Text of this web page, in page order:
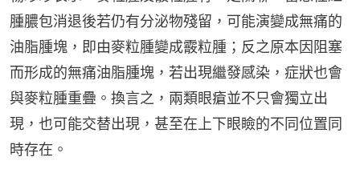
腫膿包消退後若仍有分泌物殘留，可能演變成無痛的
油脂腫塊，即由麥粒腫變成霰粒腫；反之原本因阻塞
而形成的無痛油脂腫塊，若出現繼發感染，症狀也會
與麥粒腫重疊。換言之，兩類眼瘡並不只會獨立出
現，也可能交替出現，甚至在上下眼瞼的不同位置同
時存在。